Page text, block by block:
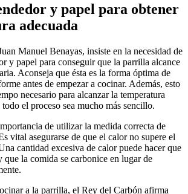
y papel para obtener
adecuada
Manuel Benayas, insiste en la necesidad de
y papel para conseguir que la parrilla alcance
Aconseja que ésta es la forma óptima de
antes de empezar a cocinar. Además, esto
necesario para alcanzar la temperatura
el proceso sea mucho más sencillo.
de utilizar la medida correcta de
vital asegurarse de que el calor no supere el
cantidad excesiva de calor puede hacer que
que la comida se carbonice en lugar de
a la parrilla, el Rey del Carbón afirma